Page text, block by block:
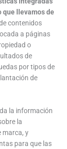
que llevamos de
contenidos
a páginas
o
de
por tipos de
de
la información
la
marca, y
para que las